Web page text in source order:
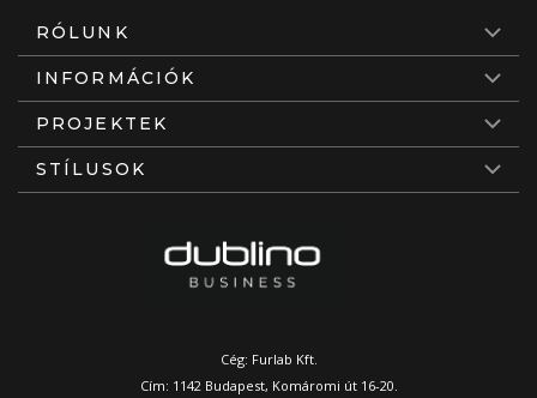
RÓLUNK
INFORMÁCIÓK
PROJEKTEK
STÍLUSOK
Cég: Furlab Kft.
Cím: 1142 Budapest, Komáromi út 16-20.